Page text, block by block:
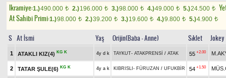
Ikramiye:1.)490.000 t 2.)196.000 t 3.)98.000 t 4.)49.000 t 5.)24.500 t
At Sahibi Primi:1.)98.000 t 2.)39.200 t 3.)19.600 t 4.)9.800 t 5.)4.900 t
S At İsmi Yaş Orijin(Baba - Anne) Sıklet Jokey
1 ATAKLI KIZ(4) KG K 4y d k TAYKUT- ATAKPRENSİ / ATAK 55 +2.00
2 TATAR ŞULE(6) KG K 4y a k KIBRISLI - FÜRUZAN / UFUKBİR 54 +1.50